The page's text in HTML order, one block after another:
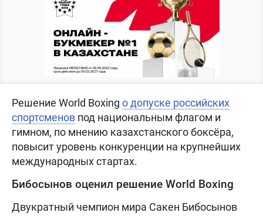
Решение World Boxing о допуске российских
спортсменов под национальным флагом и
гимном, по мнению казахстанского боксёра,
повысит уровень конкуренции на крупнейших
международных стартах.
Бибосынов оценил решение World Boxing
Двукратный чемпион мира Сакен Бибосынов